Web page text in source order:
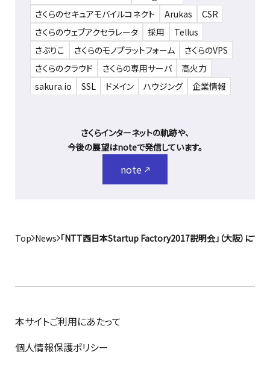
さくらのセキュアモバイルコネクト
Arukas
CSR
さくらのウェブアクセラレータ
採用
Tellus
さぶりこ
さくらのモノプラットフォーム
さくらのVPS
さくらのクラウド
さくらの専用サーバ
高火力
sakura.io
SSL ドメイン ハウジング 企業情報
さくらインターネットの軌跡や、
今後の展望はnoteで発信しています。
note
Top News 「NTT西日本Startup Factory2017説明会」（大阪）にて
本サイトご利用にあたって
個人情報保護ポリシー